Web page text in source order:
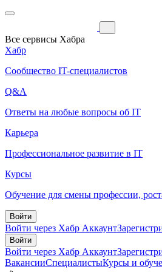
Все сервисы Хабра
Хабр
Сообщество IT-специалистов
Q&A
Ответы на любые вопросы об IT
Карьера
Профессиональное развитие в IT
Курсы
Обучение для смены профессии,
Войти
Войти через Хабр Аккаунт
Войти
Войти через Хабр Аккаунт
ВакансииСпециалистыКурсы и